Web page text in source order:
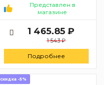
Представлен в
магазине
1 465.85 ₽
1 543 ₽
Подробнее
скидка -5%